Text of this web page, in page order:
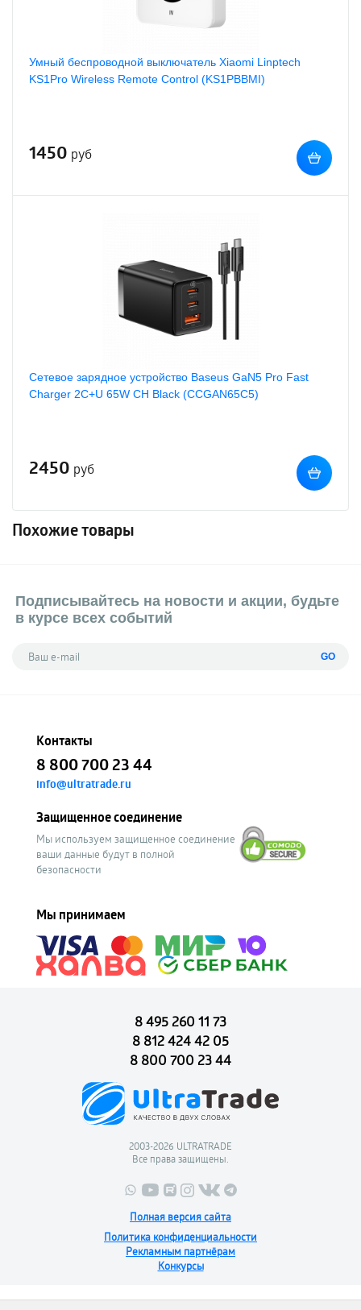
Умный беспроводной выключатель Xiaomi Linptech
KS1Pro Wireless Remote Control (KS1PBBMI)
1450 руб
Сетевое зарядное устройство Baseus GaN5 Pro Fast
Charger 2C+U 65W CH Black (CCGAN65C5)
2450 руб
Похожие товары
Подписывайтесь на новости и акции, будьте
в курсе всех событий
GO
Контакты
8 800 700 23 44
info@ultratrade.ru
Защищенное соединение
Мы используем защищенное соединение
ваши данные будут в полной
безопасности
Мы принимаем
8 495 260 11 73
8 812 424 42 05
8 800 700 23 44
2003-2026 ULTRATRADE
Все права защищены.
Полная версия сайта
Политика конфиденциальности
Рекламным партнёрам
Конкурсы